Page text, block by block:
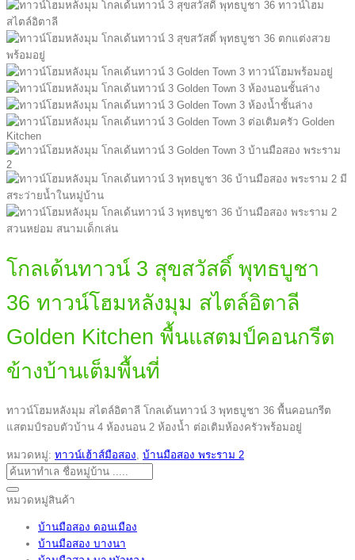
โกลเด้นทาวน์ 3 สุขสวัสดิ์ พุทธบูชา
36 ทาวน์โฮมหลังมุม สไตล์อิตาลี
Golden Kitchen พื้นแสตมป์คอนกรีต
ข้างบ้านเต็มพื้นที่
ทาวน์โฮมหลังมุม สไตล์อิตาลี โกลเด้นทาวน์ 3 พุทธบูชา 36 พื้นคอนกรีต
แสตมป์รอบตัวบ้าน 4 ห้องนอน 2 ห้องน้ำ ต่อเติมห้องครัวพร้อมอยู่
หมวดหมู่: ทาวน์เฮ้าส์มือสอง บ้านมือสอง พระราม 2
ค้นหา:
หมวดหมู่สินค้า
บ้านมือสอง ดอนเมือง
บ้านมือสอง บางนา